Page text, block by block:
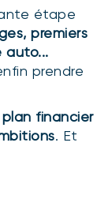
étape
premiers
auto...
prendre
financier
. Et